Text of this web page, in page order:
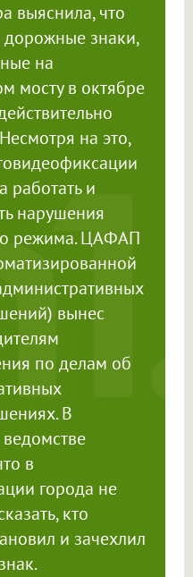
выяснила, что
знаки,
на
мосту в октябре
на это,
работать и
нарушения
режима. ЦАФАП
вынес
по делам об
В
в
города не
кто
и зачехлил